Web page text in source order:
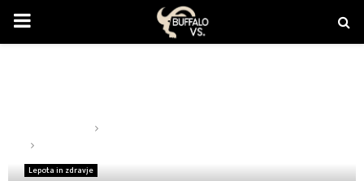
PRIMARY
Lepota in zdravje